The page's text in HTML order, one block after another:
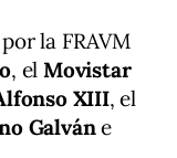
la FRAVM
, el Movistar
XIII, el
Galváne